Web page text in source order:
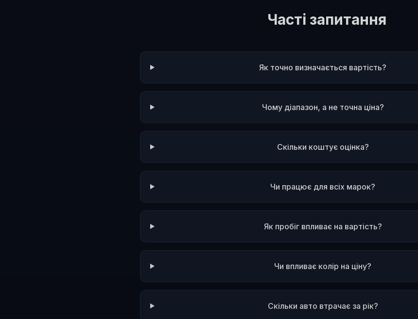
Часті запитання
Як точно визначається вартість?
Чому діапазон, а не точна ціна?
Скільки коштує оцінка?
Чи працює для всіх марок?
Як пробіг впливає на вартість?
Чи впливає колір на ціну?
Скільки авто втрачає за рік?